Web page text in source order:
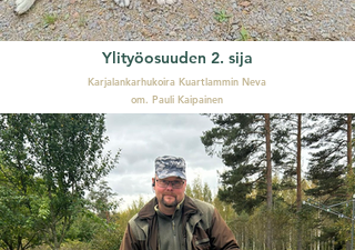
Ylityöosuuden 2. sija
Karjalankarhukoira Kuartlammin Neva
om. Pauli Kaipainen